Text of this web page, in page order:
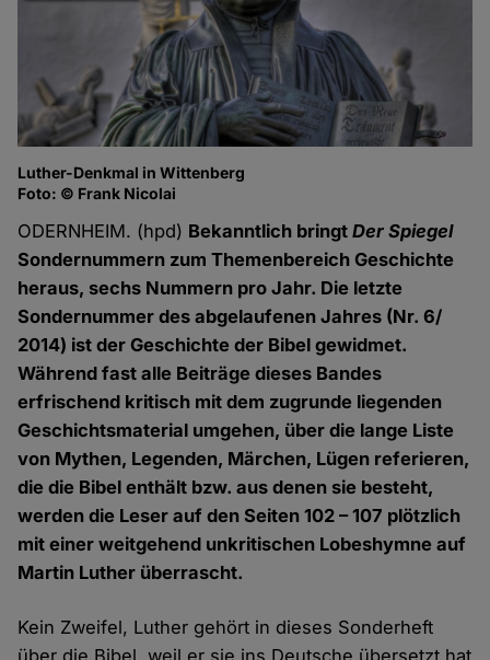
Luther-Denkmal in Wittenberg
Foto: © Frank Nicolai
ODERNHEIM. (hpd) Bekanntlich bringtDer Spiegel
Sondernummern zum Themenbereich Geschichte
heraus, sechs Nummern pro Jahr. Die letzte
Sondernummer des abgelaufenen Jahres (Nr. 6/
2014) ist der Geschichte der Bibel gewidmet.
Während fast alle Beiträge dieses Bandes
erfrischend kritisch mit dem zugrunde liegenden
Geschichtsmaterial umgehen, über die lange Liste
von Mythen, Legenden, Märchen, Lügen referieren,
die die Bibel enthält bzw. aus denen sie besteht,
werden die Leser auf den Seiten 102 – 107 plötzlich
mit einer weitgehend unkritischen Lobeshymne auf
Martin Luther überrascht.
Kein Zweifel, Luther gehört in dieses Sonderheft